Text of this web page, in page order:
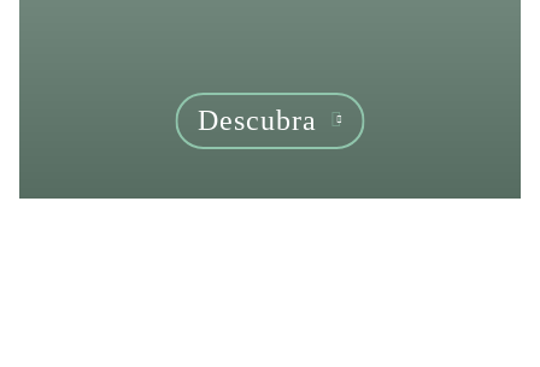
Descubra